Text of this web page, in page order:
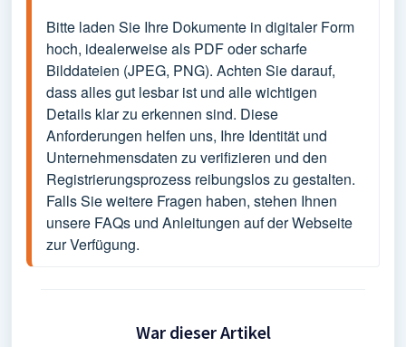
Bitte laden Sie Ihre Dokumente in digitaler Form
hoch, idealerweise als PDF oder scharfe
Bilddateien (JPEG, PNG). Achten Sie darauf,
dass alles gut lesbar ist und alle wichtigen
Details klar zu erkennen sind. Diese
Anforderungen helfen uns, Ihre Identität und
Unternehmensdaten zu verifizieren und den
Registrierungsprozess reibungslos zu gestalten.
Falls Sie weitere Fragen haben, stehen Ihnen
unsere FAQs und Anleitungen auf der Webseite
zur Verfügung.
War dieser Artikel